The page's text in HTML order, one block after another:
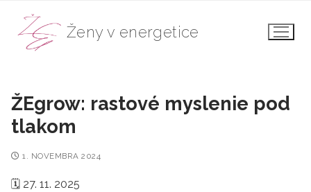
obsah
Ženy v energetice
ŽEgrow: rastové myslenie pod
tlakom
1. NOVEMBRA 2024
🗓 27. 11. 2025